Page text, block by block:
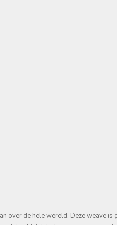
over de hele wereld. Deze weave